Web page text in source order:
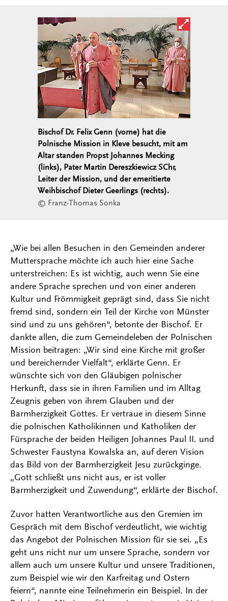
Bild in
Bischof Dr. Felix Genn (vorne) hat die
Polnische Mission in Kleve besucht, mit am
Altar standen Propst Johannes Mecking
(links), Pater Martin Dereszkiewicz SChr,
Leiter der Mission, und der emeritierte
Weihbischof Dieter Geerlings (rechts).
© Franz-Thomas Sonka
„Wie bei allen Besuchen in den Gemeinden anderer
Muttersprache möchte ich auch hier eine Sache
unterstreichen: Es ist wichtig, auch wenn Sie eine
andere Sprache sprechen und von einer anderen
Kultur und Frömmigkeit geprägt sind, dass Sie nicht
fremd sind, sondern ein Teil der Kirche von Münster
sind und zu uns gehören“, betonte der Bischof. Er
dankte allen, die zum Gemeindeleben der Polnischen
Mission beitragen: „Wir sind eine Kirche mit großer
und bereichernder Vielfalt“, erklärte Genn. Er
wünschte sich von den Gläubigen polnischer
Herkunft, dass sie in ihren Familien und im Alltag
Zeugnis geben von ihrem Glauben und der
Barmherzigkeit Gottes. Er vertraue in diesem Sinne
die polnischen Katholikinnen und Katholiken der
Fürsprache der beiden Heiligen Johannes Paul II. und
Schwester Faustyna Kowalska an, auf deren Vision
das Bild von der Barmherzigkeit Jesu zurückginge.
„Gott schließt uns nicht aus, er ist voller
Barmherzigkeit und Zuwendung“, erklärte der Bischof.
Zuvor hatten Verantwortliche aus den Gremien im
Gespräch mit dem Bischof verdeutlicht, wie wichtig
das Angebot der Polnischen Mission für sie sei. „Es
geht uns nicht nur um unsere Sprache, sondern vor
allem auch um unsere Kultur und unsere Traditionen,
zum Beispiel wie wir den Karfreitag und Ostern
feiern“, nannte eine Teilnehmerin ein Beispiel. In der